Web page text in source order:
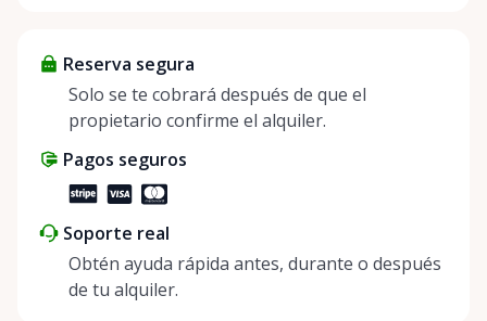
and rewarding for everyone involved.
Reserva segura
Solo se te cobrará después de que el
propietario confirme el alquiler.
Pagos seguros
Soporte real
Obtén ayuda rápida antes, durante o después
de tu alquiler.